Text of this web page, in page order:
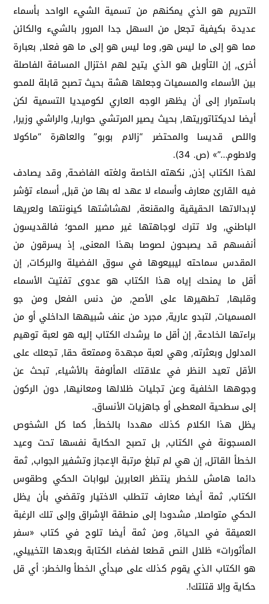
التحريم هو الذي يمكنهم من تسمية الشيء الواحد بأسماء
عديدة بكيفية تجعل من السهل جدا المرور بالشيء والكائن
مما هو إلى ما ليس هو, وما ليس هو إلى ما هو فعلا, بعبارة
أخرى, إن التأويل هو الذي يتيح لهم اختزال المسافة الفاصلة
بين الأسماء والمسميات وجعلها هشة بحيث تصبح قابلة للمحو
باستمرار إلى أن يظهر الوجه العاري لكوميديا التسمية لكن
أيضا لديكتاتوريتها, بحيث يصير المرتشي حواريا, والراشي وزيرا,
واللص قديسا والمحتضر “زالام بوبو” والعاهرة “ماكولا
ولاطوم…”» (ص. 34).
لهذا الكتاب إذن, نكهته الخاصة ولغته الفاضحة, وقد يصادف
فيه القارئ معارف وأسماء لا عهد له بها من قبل, أسماء تؤشر
لإبدالاتها الحقيقية والمقنعة, لهشاشتها كينونتها ولعريها
الباطني, ولا تترك لوجاهتها غير مصير المحو؛ فالقديسون
أنفسهم قد يصبحون لصوصا بهذا المعنى, إذ يسرقون من
المقدس سماحته ليبيعوها في سوق الفضيلة والبركات, إن
أقل ما يمنحك إياه هذا الكتاب هو عدوى تفتيت الأسماء
وقلبها, تطهيرها على الأصح, من دنس الفعل ومن جو
المسميات, لتبدو عارية, مجرد من عنف شبيهها الداخلي أو من
براءتها الخادعة, إن أقل ما يرشدك الكتاب إليه هو لعبة توهيم
المدلول وبعثرته, وهي لعبة مجهدة وممتعة حقا, تجعلك على
الأقل تعيد النظر في علاقتك المألوفة بالأشياء, تبحث عن
وجوهها الخلفية وعن تجليات ظلالها ومعانيها, دون الركون
إلى سطحية المعطى أو جاهزيات الأنساق.
يظل هذا الكلام كذلك مهددا بالخطأ, كما كل الشخوص
المسجونة في الكتاب, بل تصبح الحكاية نفسها تحت وعيد
الخطأ القاتل, إن هي لم تبلغ مرتبة الإعجاز وتشفير الجواب, ثمة
دائما هامش للخطر ينتظر العابرين لبوابات الحكي وطقوس
الكتاب, ثمة أيضا معارف تتطلب الاختيار وتقضي بأن يظل
الحكي متواصلا, مشدودا إلى منطقة الإشراق وإلى تلك الرغبة
العميقة في الحياة, ومن ثمة أيضا تلوح في كتاب «سفر
المأثورات» ظلال النص قطعا لفضاء الكتابة وبعدها التخييلي,
هو الكتاب الذي يقوم كذلك على مبدأي الخطأ والخطر: أي قل
حكاية وإلا قتلتك!.